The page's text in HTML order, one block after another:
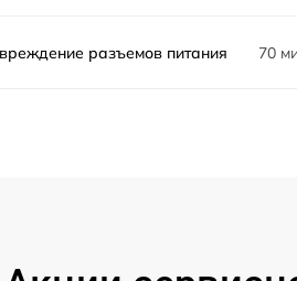
разъемов питания 70